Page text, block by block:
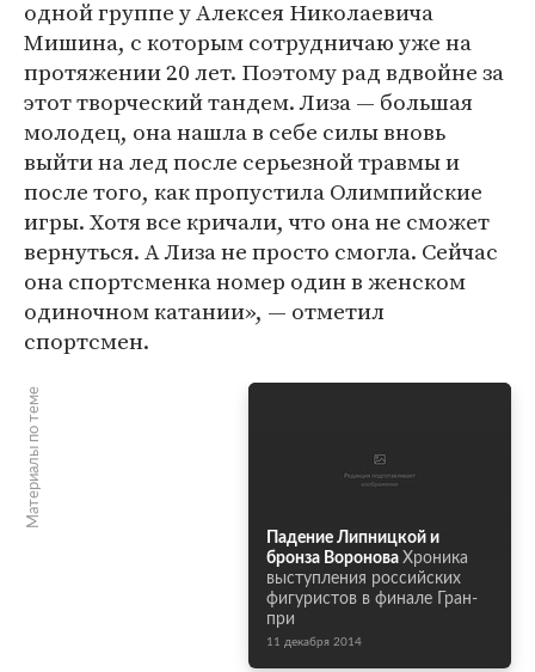
одной группе у Алексея Николаевича
Мишина, с которым сотрудничаю уже на
протяжении 20 лет. Поэтому рад вдвойне за
этот творческий тандем. Лиза — большая
молодец, она нашла в себе силы вновь
выйти на лед после серьезной травмы и
после того, как пропустила Олимпийские
игры. Хотя все кричали, что она не сможет
вернуться. А Лиза не просто смогла. Сейчас
она спортсменка номер один в женском
одиночном катании», — отметил
спортсмен.
Материалы по теме
Падение Липницкой и
бронза Воронова Хроника
выступления российских
фигуристов в финале Гран-
при
11 декабря 2014